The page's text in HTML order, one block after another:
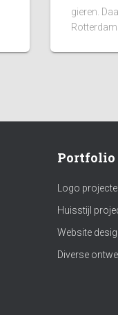
gieren.
Portfolio
Logo
Huisstijl
Website
Diverse